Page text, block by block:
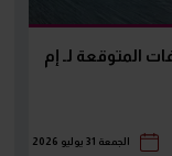
المتوقعة لـ إم
الجمعة 31 يوليو 2026